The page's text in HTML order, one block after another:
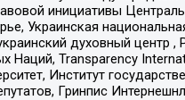
инициативы
Украинская
духовный центр ,
Transparеncy
Институт
Гринпис